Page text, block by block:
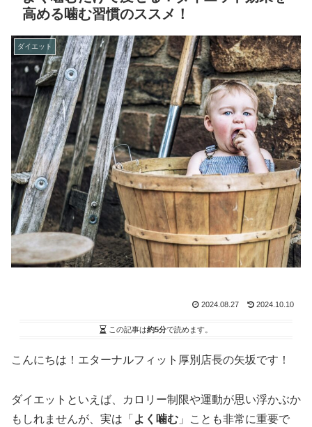
高める噛む習慣のススメ！
ダイエット
2024.08.27 2024.10.10
この記事は約5分で読めます。
こんにちは！エターナルフィット厚別店長の矢坂です！
ダイエットといえば、カロリー制限や運動が思い浮かぶか
もしれませんが、実は「 よく噛む 」ことも非常に重要で